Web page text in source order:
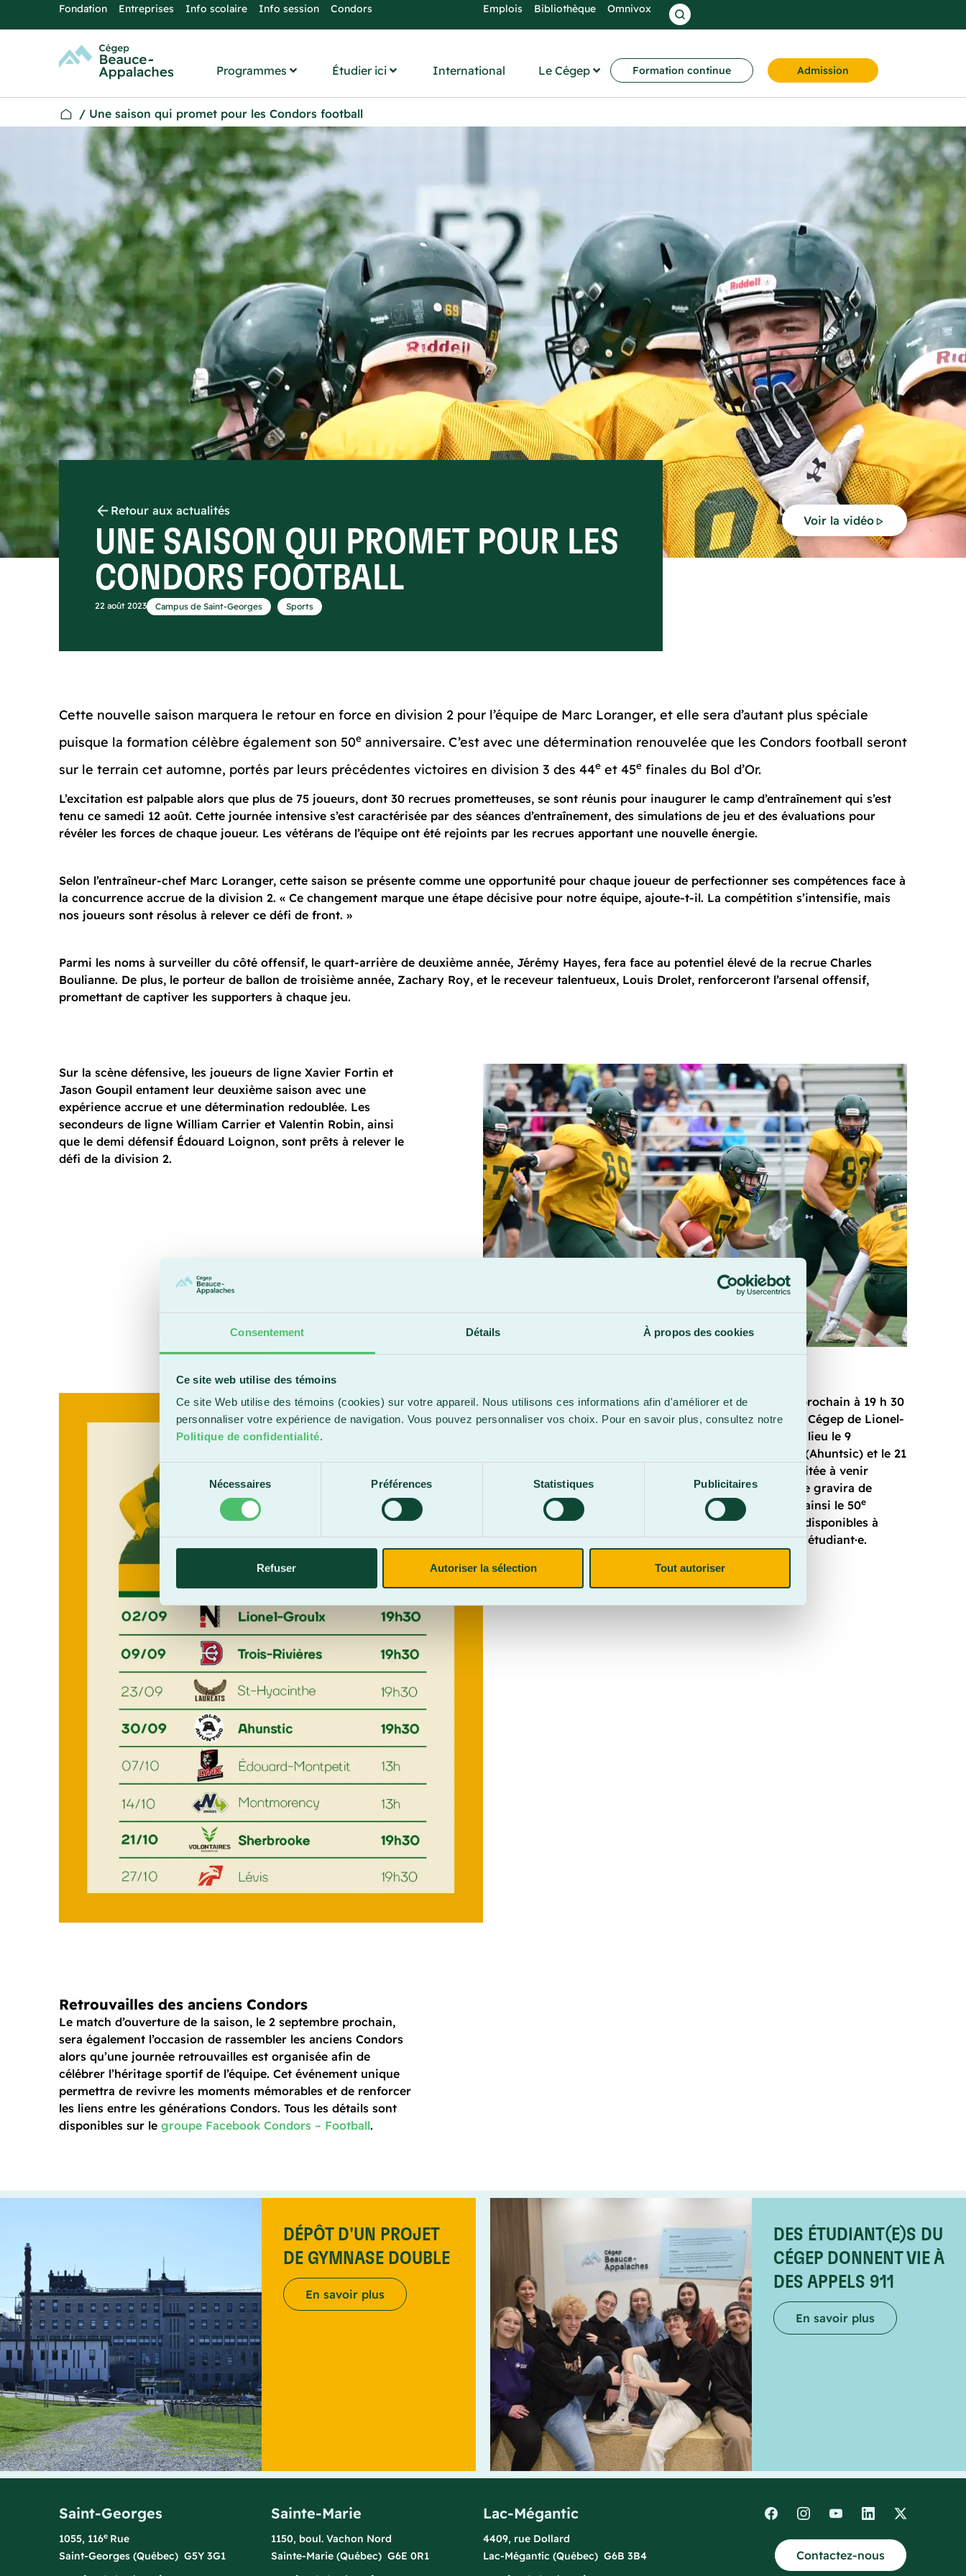
Consentement Détails À propos des cookies
Ce site web utilise des témoins
Ce site Web utilise des témoins (cookies) sur votre appareil. Nous utilisons ces informations afin d'améliorer et de
personnaliser votre expérience de navigation. Vous pouvez personnaliser vos choix. Pour en savoir plus, consultez notre
Politique de confidentialité.
Sélection
consentement
Nécessaires Préférences Statistiques Publicitaires
Refuser Autoriser la sélection Tout autoriser
Fondation Entreprises Info scolaire Info session Condors Emplois Bibliothèque Omnivox
Programmes Étudier ici International Le Cégep Formation continue Admission
/ Une saison qui promet pour les Condors football
Retour aux actualités
UNE SAISON QUI PROMET POUR LES
CONDORS FOOTBALL
22 août 2023 Campus de Saint-Georges , Sports
Voir la vidéo
Cette nouvelle saison marquera le retour en force en division 2 pour l’équipe de Marc Loranger, et elle sera d’autant plus spéciale
puisque la formation célèbre également son 50e anniversaire. C’est avec une détermination renouvelée que les Condors football seront
sur le terrain cet automne, portés par leurs précédentes victoires en division 3 des 44e et 45e finales du Bol d’Or.
L’excitation est palpable alors que plus de 75 joueurs, dont 30 recrues prometteuses, se sont réunis pour inaugurer le camp d’entraînement qui s’est
tenu ce samedi 12 août. Cette journée intensive s’est caractérisée par des séances d’entraînement, des simulations de jeu et des évaluations pour
révéler les forces de chaque joueur. Les vétérans de l’équipe ont été rejoints par les recrues apportant une nouvelle énergie.
Selon l’entraîneur-chef Marc Loranger, cette saison se présente comme une opportunité pour chaque joueur de perfectionner ses compétences face à
la concurrence accrue de la division 2. « Ce changement marque une étape décisive pour notre équipe, ajoute-t-il. La compétition s’intensifie, mais
nos joueurs sont résolus à relever ce défi de front. »
Parmi les noms à surveiller du côté offensif, le quart-arrière de deuxième année, Jérémy Hayes, fera face au potentiel élevé de la recrue Charles
Boulianne. De plus, le porteur de ballon de troisième année, Zachary Roy, et le receveur talentueux, Louis Drolet, renforceront l’arsenal offensif,
promettant de captiver les supporters à chaque jeu.
Sur la scène défensive, les joueurs de ligne Xavier Fortin et
Jason Goupil entament leur deuxième saison avec une
expérience accrue et une détermination redoublée. Les
secondeurs de ligne William Carrier et Valentin Robin, ainsi
que le demi défensif Édouard Loignon, sont prêts à relever le
défi de la division 2.
Le coup d’envoi sera donné le 2 septembre prochain à 19 h 30
alors que l’équipe beauceronne affrontera le Cégep de Lionel-
Groulx. Les autres matchs à domicile auront lieu le 9
septembre (Trois-Rivières), le 30 septembre (Ahuntsic) et le 21
octobre (Sherbrooke). La population est invitée à venir
soutenir son équipe championne alors qu’elle gravira de
nouveaux sommets en division 2, marquant ainsi le 50e
anniversaire des Condors. Les billets seront disponibles à
l’entrée au coût de 10 $ par adulte et 5 $ par étudiant·e.
Retrouvailles des anciens Condors
Le match d’ouverture de la saison, le 2 septembre prochain,
sera également l’occasion de rassembler les anciens Condors
alors qu’une journée retrouvailles est organisée afin de
célébrer l’héritage sportif de l’équipe. Cet événement unique
permettra de revivre les moments mémorables et de renforcer
les liens entre les générations Condors. Tous les détails sont
disponibles sur le groupe Facebook Condors – Football.
DÉPÔT D'UN PROJET
DE GYMNASE DOUBLE
En savoir plus
DES ÉTUDIANT(E)S DU
CÉGEP DONNENT VIE À
DES APPELS 911
En savoir plus
Saint-Georges
1055, 116e Rue
Saint-Georges (Québec) G5Y 3G1
Sainte-Marie
1150, boul. Vachon Nord
Sainte-Marie (Québec) G6E 0R1
Lac-Mégantic
4409, rue Dollard
Lac-Mégantic (Québec) G6B 3B4
Contactez-nous